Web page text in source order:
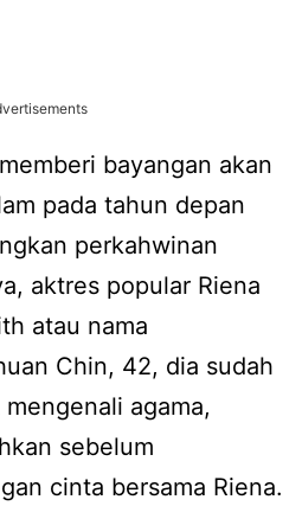
bayangan akan
pada tahun depan
perkahwinan
aktres popular Riena
atau nama
Chin, 42, dia sudah
agama,
sebelum
cinta bersama Riena.